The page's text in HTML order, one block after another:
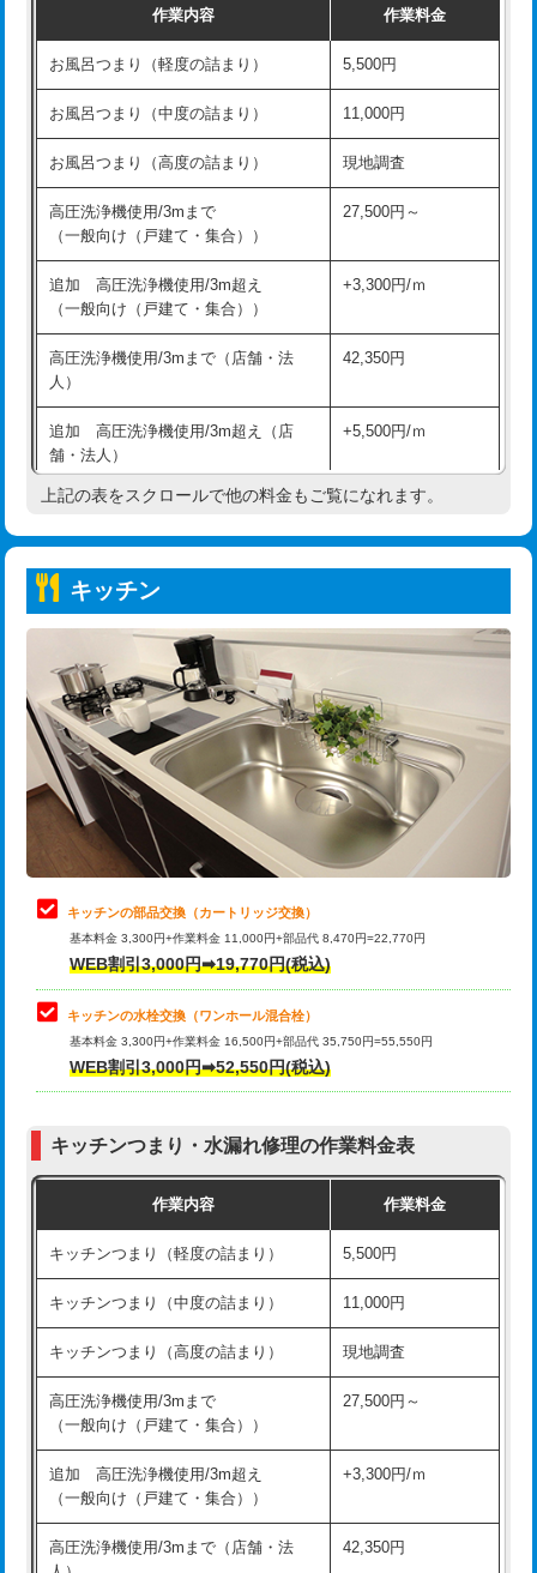
交換・取付（温水洗浄便座） 16,500円+材料費
交換・取付(単水栓（壁付・デッキ
式）)
13,200円+材料費
交換・取付(混合水栓（壁付・デッキ
式・ワンホール）)
16,500円+材料費
交換・取付(排水栓・排水トラップ
（P/S/ポップアップ））
22,000円+材料費
交換・取付（その他部品） 11,000円+材料費
持込商品取付（単水栓） 13,200円
持込商品取付（混合水栓）
持込商品取付（浄水器・分岐水栓） 16,500円
持込商品取付（温水洗浄便座） 22,000円
持込商品取付（普通便座⇔温水洗浄便
22,000円
給水管工事※（ホール加工)
給水管工事※（バンド止め) 3,300円
給水管工事※（支持金具設置) 5,500円
給水管工事※（保温材使用（バンド止
め込み）)
5,500円
給水管工事※（土の掘削・埋め戻し作
11,000円
給水管工事※（塩ビ管（VP・HI）使
用/3ｍまで)
給水管工事※（塩ビ管（VP・HI）使
用（追加）/3ｍ超え)
給水管工事※（ライニング鋼管・銅
管・ポリ管・HT管使用/3ｍまで)
44,000円
管・ポリ管・HT管使用/3ｍ超え)
排水管工事（土の掘削・埋め戻し作
11,000円~
排水管工事（排水管工事/3ｍまで） 55,000円
排水管工事（追加 排水管工事/3ｍ超
+11,000円
マス交換（深さ50㎝未満）
マス交換（深さ50㎝以上） 66,000円
コンクリート斫り（厚さ10㎝まで）
作業内容 作業料金
お風呂つまり（軽度の詰まり） 5,500円
お風呂つまり（中度の詰まり） 11,000円
お風呂つまり（高度の詰まり） 現地調査
高圧洗浄機使用/3mまで
（一般向け（戸建て・集合））
27,500円～
追加 高圧洗浄機使用/3m超え
（一般向け（戸建て・集合））
+3,300円/ｍ
高圧洗浄機使用/3mまで（店舗・法
人）
42,350円
追加 高圧洗浄機使用/3m超え（店
舗・法人）
+5,500円/ｍ
高度高圧洗浄換 現地調査
トーラー機使用/3mまで
追加トーラー機使用/3m超え +3,300円
カメラ調査 33,000円
桝清掃 8,800円
止水・漏水調査・防水処理・清掃・修
理・調整・分解・加工など（軽作業）
11,000円
止水・漏水調査・防水処理・清掃・修
理・調整・分解・加工など（中作業）
22,000円
止水・漏水調査・防水処理・清掃・修
理・調整・分解・加工など（重作業）
33,000円
お風呂タンク脱着
その他部品の脱着
式・ワンホール）)
交換・取付(排水栓・排水トラップ
22,000円+材料費
持込商品取付（単水栓）
持込商品取付（混合水栓） 16,500円
上記の表をスクロールで他の料金もご覧になれます。
キッチン
キッチンの部品交換（カートリッジ交換）
基本料金 3,300円+作業料金 11,000円+部品代 8,470円=22,770円
WEB割引3,000円➡19,770円(税込)
キッチンの水栓交換（ワンホール混合栓）
基本料金 3,300円+作業料金 16,500円+部品代 35,750円=55,550円
WEB割引3,000円➡52,550円(税込)
キッチンつまり・水漏れ修理の作業料金表
作業内容 作業料金
キッチンつまり（軽度の詰まり） 5,500円
キッチンつまり（中度の詰まり） 11,000円
キッチンつまり（高度の詰まり） 現地調査
高圧洗浄機使用/3mまで
（一般向け（戸建て・集合））
27,500円～
追加 高圧洗浄機使用/3m超え
（一般向け（戸建て・集合））
+3,300円/ｍ
高圧洗浄機使用/3mまで（店舗・法
42,350円